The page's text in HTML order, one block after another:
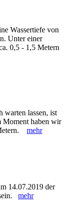
Wassertiefe von
Unter einer
0,5 - 1,5 Metern
warten lassen, ist
Moment haben wir
mehr
14.07.2019 der
mehr